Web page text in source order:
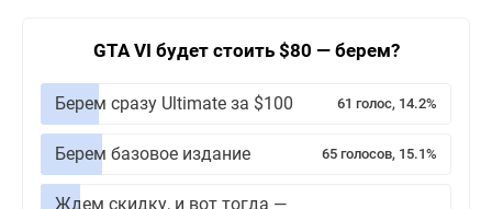
GTA VI будет стоить $80 — берем?
Берем сразу Ultimate за $100 61 голос, 14.2%
Берем базовое издание 65 голосов, 15.1%
Ждем скидку, и вот тогда —